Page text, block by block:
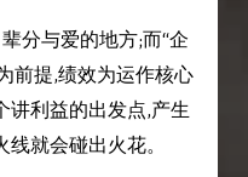
分与爱的地方;而“企
前提,绩效为运作核心
讲利益的出发点,产生
就会碰出火花。